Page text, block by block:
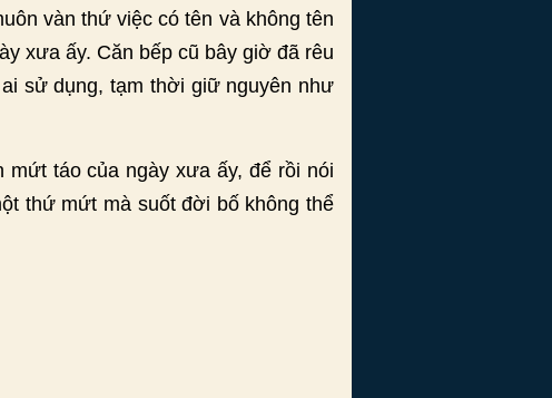
vàn thứ việc có tên và không tên
xưa ấy. Căn bếp cũ bây giờ đã rêu
sử dụng, tạm thời giữ nguyên như
mứt táo của ngày xưa ấy, để rồi nói
thứ mứt mà suốt đời bố không thể